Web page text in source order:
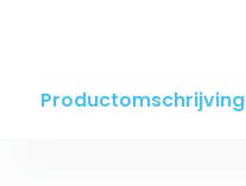
Productomschrijving